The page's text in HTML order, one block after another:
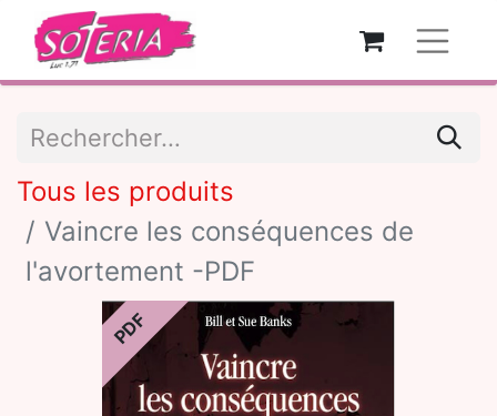
Tous les produits
Vaincre les conséquences de
l'avortement -PDF
PDF